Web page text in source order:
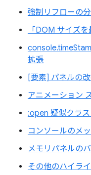
強制リフローの
「DOM サイズ
拡張
[要素] パネルの
アニメーション
:open 疑似クラ
コンソールのメ
メモリパネルの
その他のハイラ